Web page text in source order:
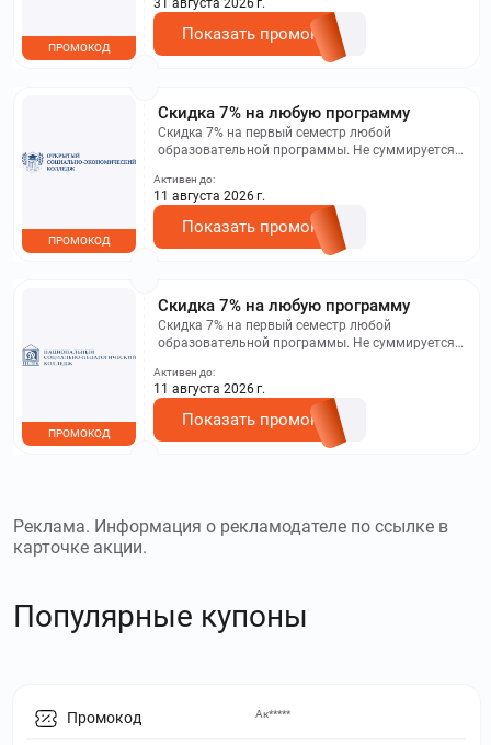
ПРОМОКОД
31 августа 2026 г.
Показать промокод
Скидка 7% на любую программу
Скидка 7% на первый семестр любой
образовательной программы. Не суммируется с
на сайте.
ПРОМОКОД
Активен до:
11 августа 2026 г.
Показать промокод
Скидка 7% на любую программу
Скидка 7% на первый семестр любой
образовательной программы. Не суммируется с
на сайте.
ПРОМОКОД
Активен до:
11 августа 2026 г.
Показать промокод
Реклама. Информация о рекламодателе по ссылке в
карточке акции.
Популярные купоны
Промокод Ак*****